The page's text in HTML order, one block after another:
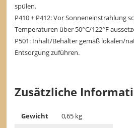
spülen.
P410 + P412: Vor Sonneneinstrahlung
Temperaturen über 50°C/122°F
P501: Inhalt/Behälter gemäß lokalen/
Entsorgung zuführen.
Zusätzliche
Gewicht
0,65 kg